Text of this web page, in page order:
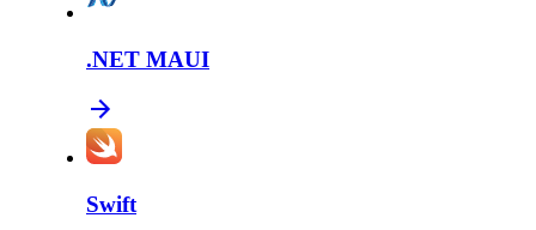
.NET MAUI
Swift